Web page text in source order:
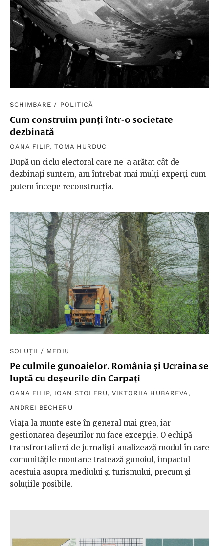
SCHIMBARE / POLITICĂ
Cum construim punți într-o societate
dezbinată
OANA FILIP, TOMA HURDUC
După un ciclu electoral care ne-a arătat cât de
dezbinați suntem, am întrebat mai mulți experți cum
putem începe reconstrucția.
SOLUȚII / MEDIU
Pe culmile gunoaielor. România și Ucraina se
luptă cu deșeurile din Carpați
OANA FILIP, IOAN STOLERU ,VIKTORIIA HUBAREVA ,
ANDREI BECHERU
Viața la munte este în general mai grea, iar
gestionarea deșeurilor nu face excepție. O echipă
transfrontalieră de jurnaliști analizează modul în care
comunitățile montane tratează gunoiul, impactul
acestuia asupra mediului și turismului, precum și
soluțiile posibile.